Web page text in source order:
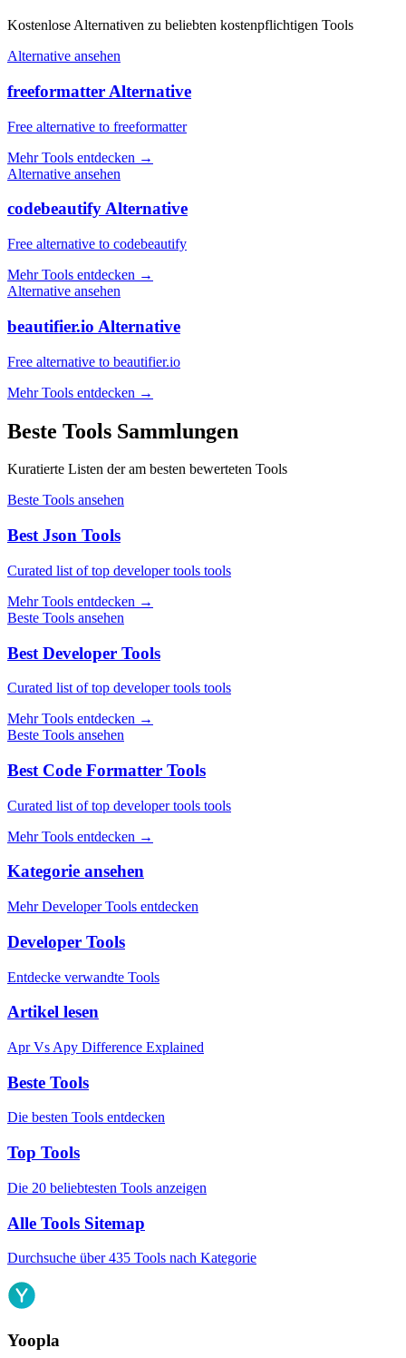
Kostenlose Alternativen zu beliebten kostenpflichtigen Tools
Alternative ansehen
freeformatter Alternative
Free alternative to freeformatter
Mehr Tools entdecken →
Alternative ansehen
codebeautify Alternative
Free alternative to codebeautify
Mehr Tools entdecken →
Alternative ansehen
beautifier.io Alternative
Free alternative to beautifier.io
Mehr Tools entdecken →
Beste Tools Sammlungen
Kuratierte Listen der am besten bewerteten Tools
Beste Tools ansehen
Best Json Tools
Curated list of top developer tools tools
Mehr Tools entdecken →
Beste Tools ansehen
Best Developer Tools
Curated list of top developer tools tools
Mehr Tools entdecken →
Beste Tools ansehen
Best Code Formatter Tools
Curated list of top developer tools tools
Mehr Tools entdecken →
Kategorie ansehen
Mehr Developer Tools entdecken
Developer Tools
Entdecke verwandte Tools
Artikel lesen
Apr Vs Apy Difference Explained
Beste Tools
Die besten Tools entdecken
Top Tools
Die 20 beliebtesten Tools anzeigen
Alle Tools Sitemap
Durchsuche über 435 Tools nach Kategorie
Yoopla